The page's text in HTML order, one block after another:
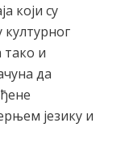
који су
тако и
да
језику и